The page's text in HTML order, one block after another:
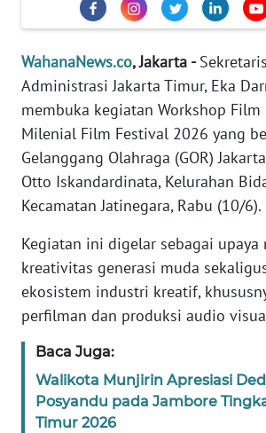
WahanaNews.co, Jakarta -
Administrasi Jakarta Timur, Eka
membuka kegiatan Workshop Film
Milenial Film Festival 2026 yang
Gelanggang Olahraga (GOR)
Otto Iskandardinata, Kelurahan
Kecamatan Jatinegara, Rabu (10/6).
Kegiatan ini digelar sebagai upaya
kreativitas generasi muda
ekosistem industri kreatif,
perfilman dan produksi audio
Baca Juga:
Walikota Munjirin Apresiasi
Posyandu pada Jambore
Timur 2026
BERITA
KONTAK
KAMI
INFO
TENTANG
KAMI
PEDOMAN
MEDIA
SIBER
REDAKSI